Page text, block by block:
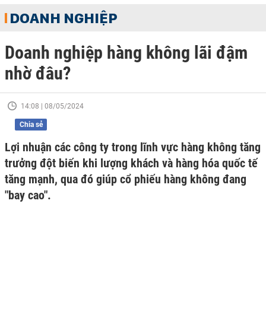
DOANH NGHIỆP
Doanh nghiệp hàng không lãi đậm
nhờ đâu?
14:08 | 08/05/2024
Chia sẻ
Lợi nhuận các công ty trong lĩnh vực hàng không tăng
trưởng đột biến khi lượng khách và hàng hóa quốc tế
tăng mạnh, qua đó giúp cổ phiếu hàng không đang
"bay cao".